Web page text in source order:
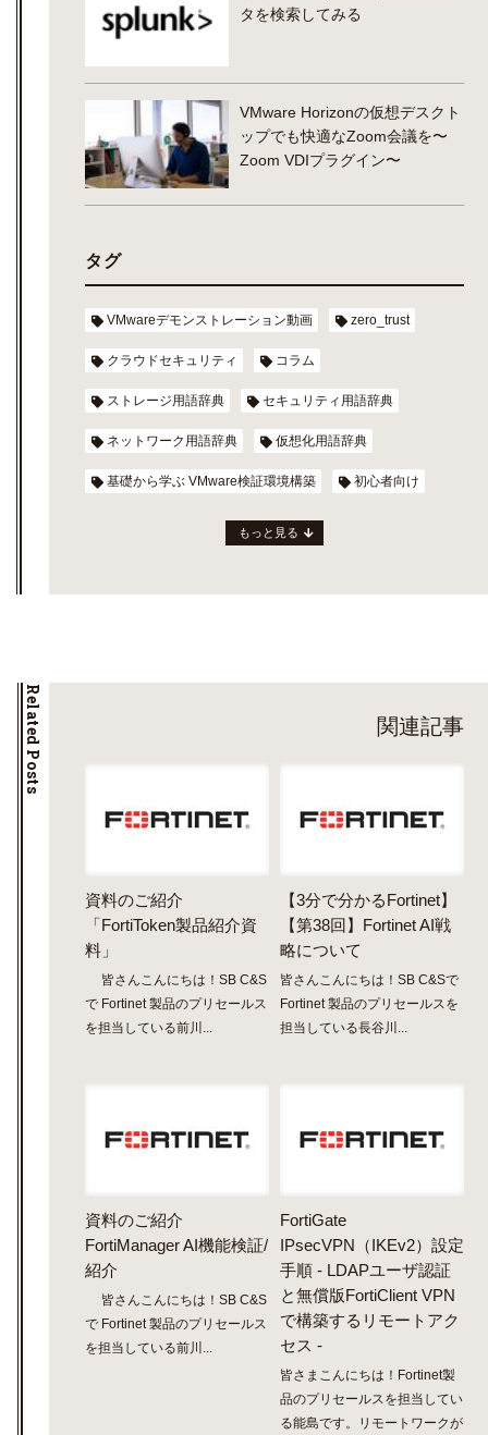
タを検索してみる
VMware Horizonの仮想デスクト
ップでも快適なZoom会議を〜
Zoom VDIプラグイン〜
タグ
VMwareデモンストレーション動画 zero_trust
クラウドセキュリティ コラム
ストレージ用語辞典 セキュリティ用語辞典
ネットワーク用語辞典 仮想化用語辞典
基礎から学ぶ VMware検証環境構築 初心者向け
もっと見る
Related Posts 関連記事
資料のご紹介
「FortiToken製品紹介資
料」
皆さんこんにちは！SB C&S
で Fortinet 製品のプリセールス
を担当している前川...
【3分で分かるFortinet】
【第38回】Fortinet AI戦
略について
皆さんこんにちは！SB C&Sで
Fortinet 製品のプリセールスを
担当している長谷川...
資料のご紹介
FortiManager AI機能検証/
紹介
皆さんこんにちは！SB C&S
で Fortinet 製品のプリセールス
を担当している前川...
FortiGate
IPsecVPN（IKEv2）設定
手順 - LDAPユーザ認証
と無償版FortiClient VPN
で構築するリモートアク
セス -
皆さまこんにちは！Fortinet製
品のプリセールスを担当してい
る能島です。リモートワークが